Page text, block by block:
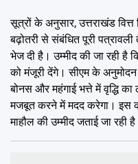
सूत्रों के अनुसार, उत्तराखंड
बढ़ोतरी से संबंधित पूरी
भेज दी है। उम्मीद की जा रही है
को मंजूरी देंगे। सीएम के अनुमोदन
बोनस और महंगाई भत्ते में वृद्धि
मजबूत करने में मदद करेगा। इस
माहौल की उम्मीद जताई जा रही